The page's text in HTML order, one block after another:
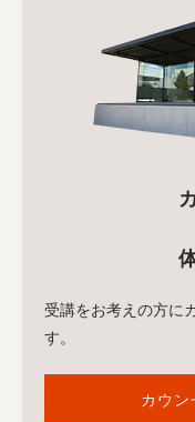
受講をお考えの方に
す。
カウン